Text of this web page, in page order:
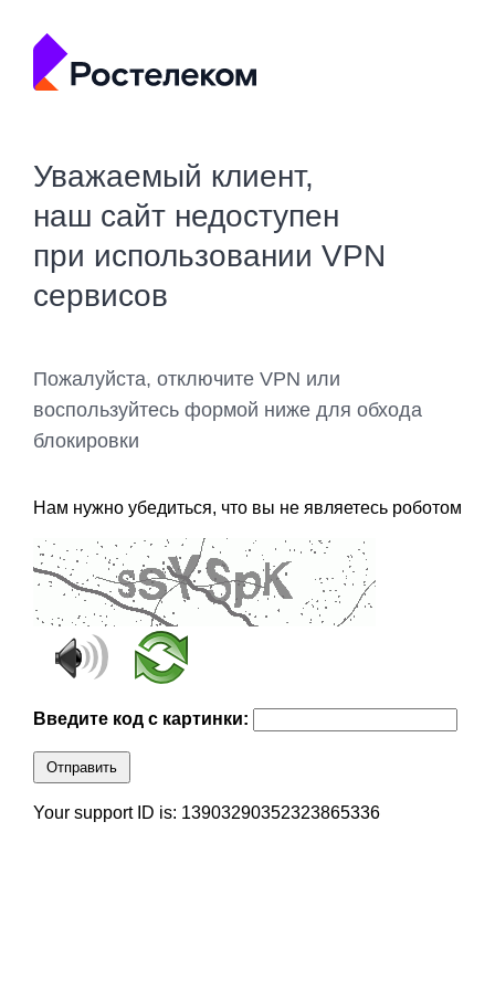
Уважаемый клиент,
наш сайт недоступен
при использовании VPN
сервисов
Пожалуйста, отключите VPN или
воспользуйтесь формой ниже для обхода
блокировки
Нам нужно убедиться, что вы не являетесь роботом
Введите код с картинки:
Отправить
Your support ID is: 13903290352323865336